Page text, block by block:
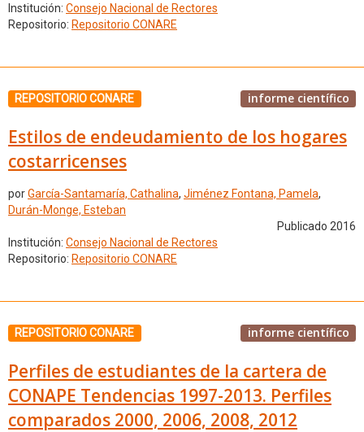
Institución: Consejo Nacional de Rectores
Repositorio: Repositorio CONARE
REPOSITORIO CONARE informe científico
Estilos de endeudamiento de los hogares
costarricenses
porGarcía-Santamaría, Cathalina, Jiménez Fontana, Pamela,
Durán-Monge, Esteban
Publicado 2016
Institución: Consejo Nacional de Rectores
Repositorio: Repositorio CONARE
REPOSITORIO CONARE informe científico
Perfiles de estudiantes de la cartera de
CONAPE Tendencias 1997-2013. Perfiles
comparados 2000, 2006, 2008, 2012